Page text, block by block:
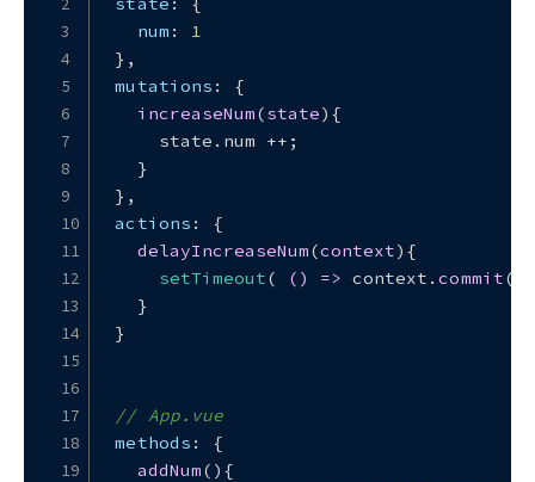
num : 1
},
mutations : {
increaseNum(state){
    state.
num ++;
  }
},
actions : {
delayIncreaseNum(context){
setTimeout( () => context.commit(
  }
}
// App.vue
methods : {
addNum( ){